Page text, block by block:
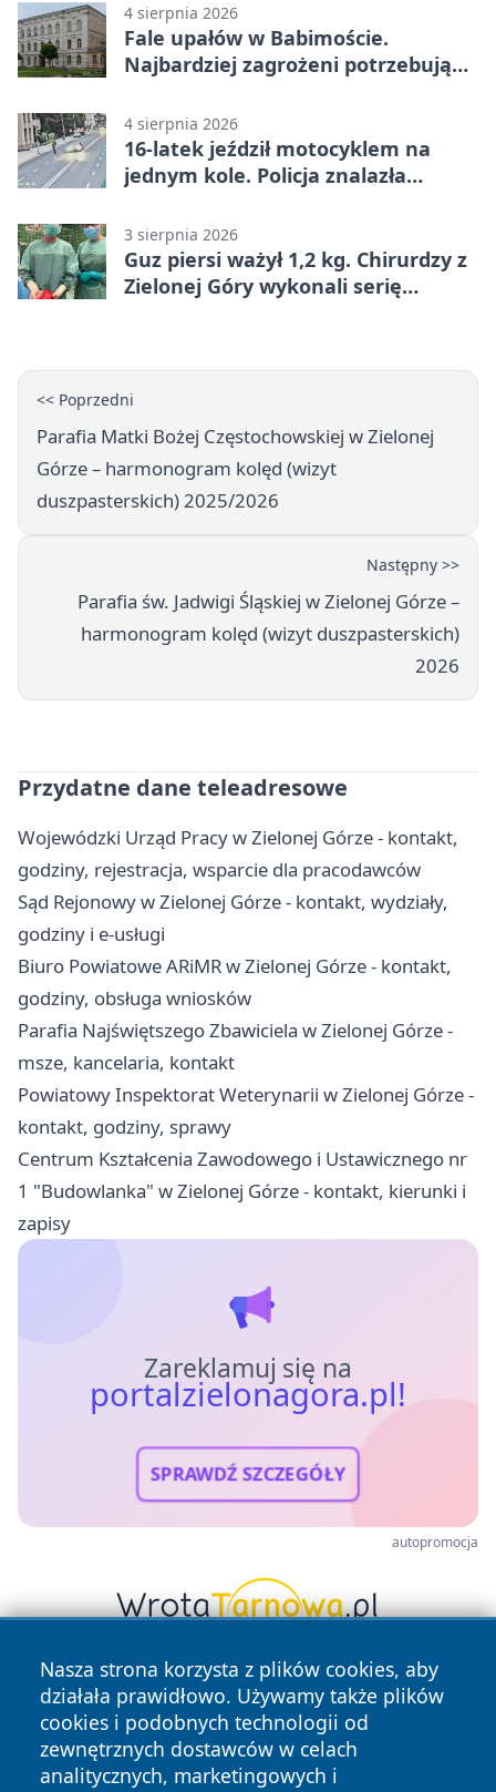
4 sierpnia 2026
Fale upałów w Babimoście.
Najbardziej zagrożeni potrzebują
4 sierpnia 2026
16-latek jeździł motocyklem na
jednym kole. Policja znalazła
3 sierpnia 2026
Guz piersi ważył 1,2 kg. Chirurdzy z
Zielonej Góry wykonali serię
<< Poprzedni
Parafia Matki Bożej Częstochowskiej w Zielonej
Górze – harmonogram kolęd (wizyt
duszpasterskich) 2025/2026
Następny >>
Parafia św. Jadwigi Śląskiej w Zielonej Górze –
harmonogram kolęd (wizyt duszpasterskich)
2026
Przydatne dane teleadresowe
Wojewódzki Urząd Pracy w Zielonej Górze - kontakt,
godziny, rejestracja, wsparcie dla pracodawców
Sąd Rejonowy w Zielonej Górze - kontakt, wydziały,
godziny i e-usługi
Biuro Powiatowe ARiMR w Zielonej Górze - kontakt,
godziny, obsługa wniosków
Parafia Najświętszego Zbawiciela w Zielonej Górze -
msze, kancelaria, kontakt
Powiatowy Inspektorat Weterynarii w Zielonej Górze -
kontakt, godziny, sprawy
Centrum Kształcenia Zawodowego i Ustawicznego nr
1 "Budowlanka" w Zielonej Górze - kontakt, kierunki i
zapisy
Zareklamuj się na
portalzielonagora.pl!
SPRAWDŹ SZCZEGÓŁY
autopromocja
Nasza strona korzysta z plików cookies, aby
działała prawidłowo. Używamy także plików
cookies i podobnych technologii od
zewnętrznych dostawców w celach
analitycznych, marketingowych i